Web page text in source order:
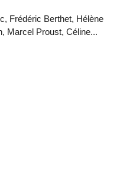
Frédéric Berthet, Hélène
Marcel Proust, Céline...